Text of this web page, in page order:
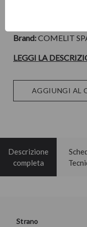
Brand:COMELIT
LEGGI LA
attuale:AGGIUNGI AL
Descrizione
completa
Strano